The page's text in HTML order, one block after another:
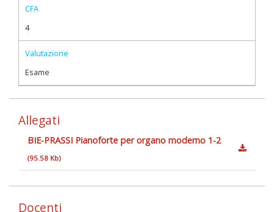
CFA
4
Valutazione
Esame
Allegati
BIE-PRASSI Pianoforte per organo moderno 1-2
(95.58 Kb)
Docenti